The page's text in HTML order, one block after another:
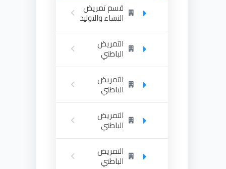
قسم تمريض
النساء والتوليد
التمريض
الباطني
التمريض
الباطني
التمريض
الباطني
التمريض
الباطني